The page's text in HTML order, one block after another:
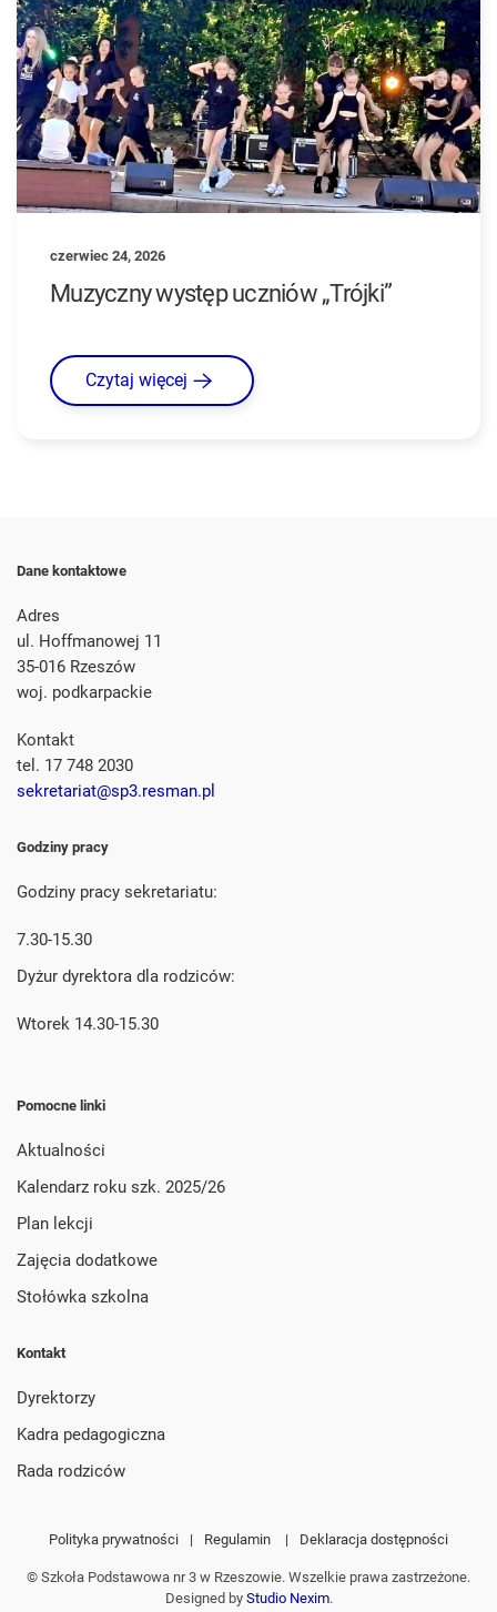
czerwiec 24, 2026
Muzyczny występ uczniów „Trójki”
Czytaj więcej
Dane kontaktowe
Adres
ul. Hoffmanowej 11
35-016 Rzeszów
woj. podkarpackie
Kontakt
tel. 17 748 2030
sekretariat@sp3.resman.pl
Godziny pracy
Godziny pracy sekretariatu:
7.30-15.30
Dyżur dyrektora dla rodziców:
Wtorek 14.30-15.30
Pomocne linki
Aktualności
Kalendarz roku szk. 2025/26
Plan lekcji
Zajęcia dodatkowe
Stołówka szkolna
Kontakt
Dyrektorzy
Kadra pedagogiczna
Rada rodziców
Polityka prywatności | Regulamin | Deklaracja dostępności
© Szkoła Podstawowa nr 3 w Rzeszowie. Wszelkie prawa zastrzeżone.
Designed by Studio Nexim.